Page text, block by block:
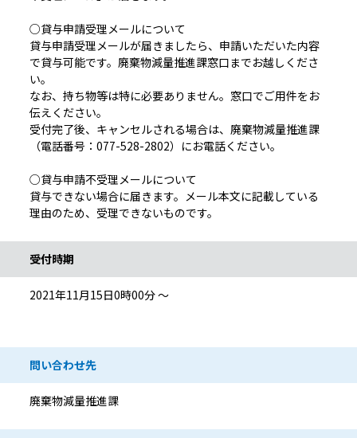
○貸与申請受理メールについて
貸与申請受理メールが届きましたら、申請いただいた内容
で貸与可能です。廃棄物減量推進課窓口までお越しくださ
い。
なお、持ち物等は特に必要ありません。窓口でご用件をお
伝えください。
受付完了後、キャンセルされる場合は、廃棄物減量推進課
（電話番号：077-528-2802）にお電話ください。
○貸与申請不受理メールについて
貸与できない場合に届きます。メール本文に記載している
理由のため、受理できないものです。
受付時期
2021年11月15日0時00分 ～
問い合わせ先
廃棄物減量推進課